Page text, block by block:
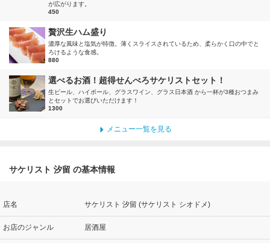
が広がります。
450
贅沢生ハム盛り
濃厚な風味と塩気が特徴。薄くスライスされているため、柔らかく口の中でと
ろけるような食感。
880
選べるお酒！超得せんべろサケリストセット！
生ビール、ハイボール、グラスワイン、グラス日本酒 から一杯が3種おつまみ
とセットでお選びいただけます！
1300
メニュー一覧を見る
サケリスト 汐留 の基本情報
店名 サケリスト 汐留 (サケリスト シオドメ)
お店のジャンル 居酒屋